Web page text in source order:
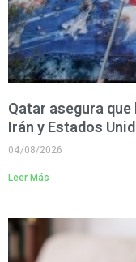
Qatar asegura que
Irán y Estados
04/08/2026
Leer Más